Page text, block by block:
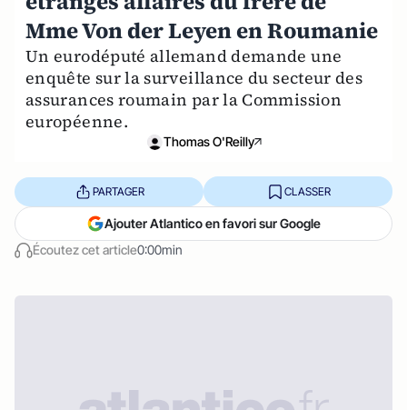
Mme Von der Leyen en Roumanie
Un eurodéputé allemand demande une
enquête sur la surveillance du secteur des
assurances roumain par la Commission
européenne.
Thomas O'Reilly
Écoutez cet article0:00min
PARTAGER CLASSER
Ajouter Atlantico en favori sur Google